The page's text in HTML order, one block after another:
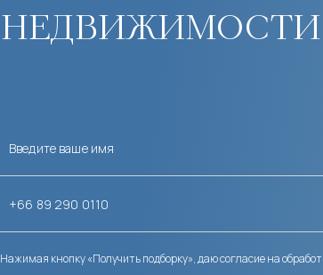
недвижимости
Нажимая кнопку «Получить подборку», даю согласие на